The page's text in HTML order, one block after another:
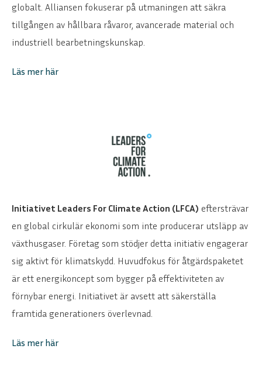
globalt. Alliansen fokuserar på utmaningen att säkra
tillgången av hållbara råvaror, avancerade material och
industriell bearbetningskunskap.
Läs mer här
Initiativet Leaders For Climate Action (LFCA) eftersträvar
en global cirkulär ekonomi som inte producerar utsläpp av
växthusgaser. Företag som stödjer detta initiativ engagerar
sig aktivt för klimatskydd. Huvudfokus för åtgärdspaketet
är ett energikoncept som bygger på effektiviteten av
förnybar energi. Initiativet är avsett att säkerställa
framtida generationers överlevnad.
Läs mer här